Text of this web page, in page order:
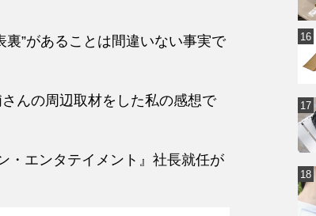
”があることは間違いない事実で
んの周辺取材をした私の感想で
・エンタテイメント』社長就任が